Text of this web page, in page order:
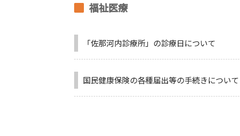
福祉医療
「佐那河内診療所」の診療日について
国民健康保険の各種届出等の手続きについて